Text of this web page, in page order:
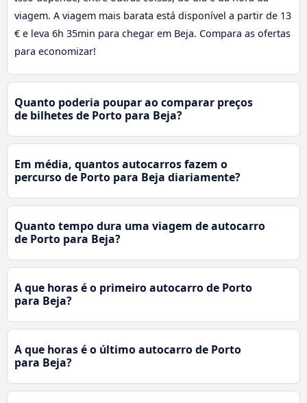
viagem. A viagem mais barata está disponível a partir de 13
€ e leva 6h 35min para chegar em Beja. Compara as ofertas
para economizar!
Quanto poderia poupar ao comparar preços
de bilhetes de Porto para Beja?
Em média, quantos autocarros fazem o
percurso de Porto para Beja diariamente?
Quanto tempo dura uma viagem de autocarro
de Porto para Beja?
A que horas é o primeiro autocarro de Porto
para Beja?
A que horas é o último autocarro de Porto
para Beja?